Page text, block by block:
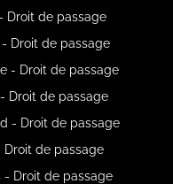
Droit de passage
Droit de passage
- Droit de passage
Droit de passage
- Droit de passage
Droit de passage
- Droit de passage